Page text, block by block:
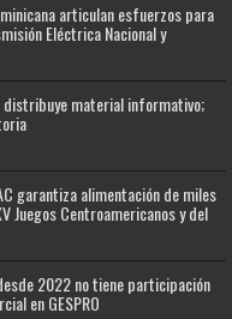
articulan esfuerzos para
Eléctrica Nacional y
distribuye material informativo;
garantiza alimentación de miles
Juegos Centroamericanos y del
2022 no tiene participación
en GESPRO